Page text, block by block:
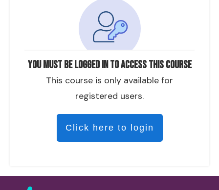
You must be logged in to access this course
This course is only available for
registered users.
Click here to login